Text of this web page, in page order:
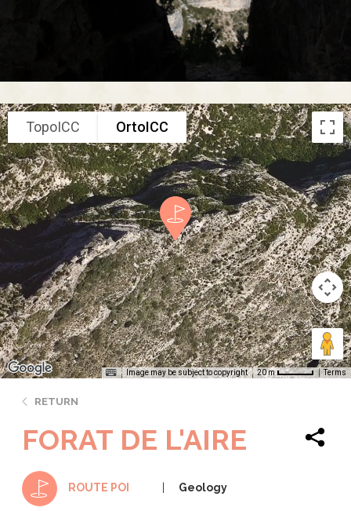
TopoICC OrtoICC
Image may be subject to copyright 20 m Terms
RETURN
FORAT DE L'AIRE
ROUTE POI Geology